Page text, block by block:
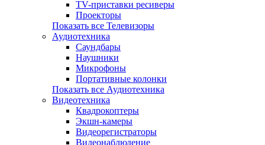
TV-приставки ресиверы
Проекторы
Показать все Телевизоры
Аудиотехника
Саундбары
Наушники
Микрофоны
Портативные колонки
Показать все Аудиотехника
Видеотехника
Квадрокоптеры
Экшн-камеры
Видеорегистраторы
Видеонаблюдение